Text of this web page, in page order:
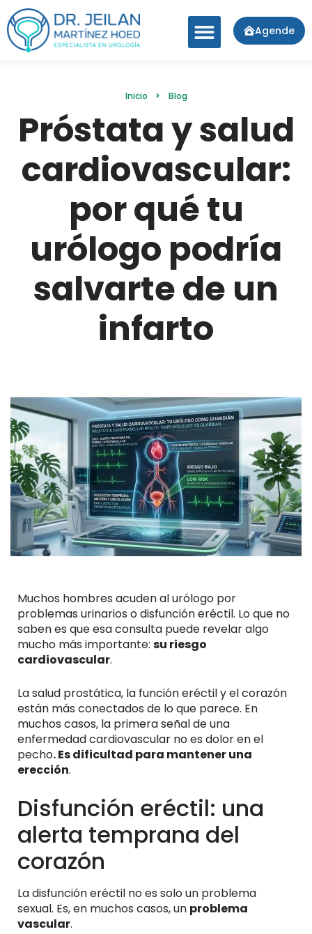
Agende
Inicio Blog
Próstata y salud
cardiovascular:
por qué tu
urólogo podría
salvarte de un
infarto
Muchos hombres acuden al urólogo por
problemas urinarios o disfunción eréctil. Lo que no
saben es que esa consulta puede revelar algo
mucho más importante: su riesgo
cardiovascular.
La salud prostática, la función eréctil y el corazón
están más conectados de lo que parece. En
muchos casos, la primera señal de una
enfermedad cardiovascular no es dolor en el
pecho. Es dificultad para mantener una
erección.
Disfunción eréctil: una
alerta temprana del
corazón
La disfunción eréctil no es solo un problema
sexual. Es, en muchos casos, un problema
vascular.